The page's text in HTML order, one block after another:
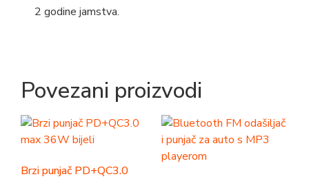
2 godine jamstva.
Povezani proizvodi
Brzi punjač PD+QC3.0